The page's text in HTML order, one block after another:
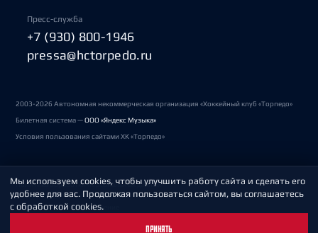
Пресс-служба
+7 (930) 800-1946
pressa@hctorpedo.ru
2003-2026 Автономная некоммерческая организация «Хоккейный клуб «Торпедо»
Билетная система —ООО «Яндекс Музыка»
Условия пользования сайтами ХК «Торпедо»
Политика обработки персональных данных
Пользовательское соглашение
Мы используем cookies, чтобы улучшить работу сайта и сделать его
удобнее для вас. Продолжая пользоваться сайтом, вы соглашаетесь
с обработкой cookies.
ПРИНЯТЬ